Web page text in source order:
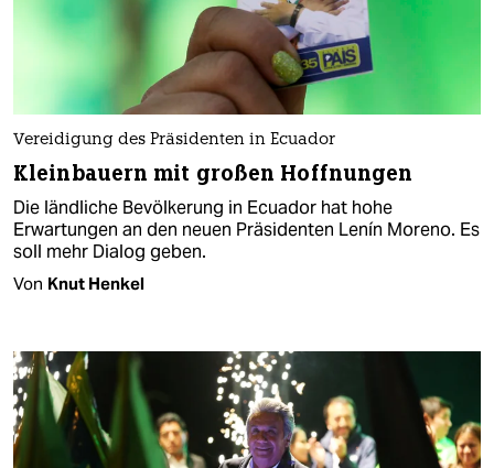
Vereidigung des Präsidenten in Ecuador
Kleinbauern mit großen Hoffnungen
Die ländliche Bevölkerung in Ecuador hat hohe
Erwartungen an den neuen Präsidenten Lenín Moreno. Es
soll mehr Dialog geben.
Von Knut Henkel